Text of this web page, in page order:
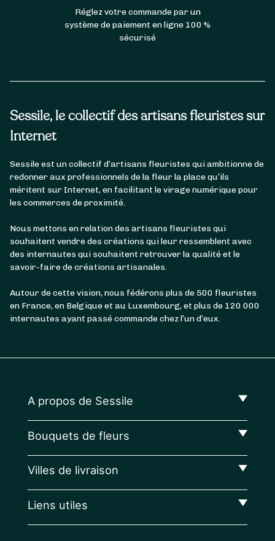
Sessile, le collectif des artisans fleuristes sur
Internet
Sessile est un collectif d’artisans fleuristes qui ambitionne de
redonner aux professionnels de la fleur la place qu’ils
méritent sur Internet, en facilitant le virage numérique pour
les commerces de proximité.
Nous mettons en relation des artisans fleuristes qui
souhaitent vendre des créations qui leur ressemblent avec
des internautes qui souhaitent retrouver la qualité et le
savoir-faire de créations artisanales.
Autour de cette vision, nous fédérons plus de 500 fleuristes
en France, en Belgique et au Luxembourg, et plus de 120 000
internautes ayant passé commande chez l’un d’eux.
Réglez votre commande par un
système de paiement en ligne 100 %
sécurisé
A propos de Sessile
Bouquets de fleurs
Villes de livraison
Liens utiles